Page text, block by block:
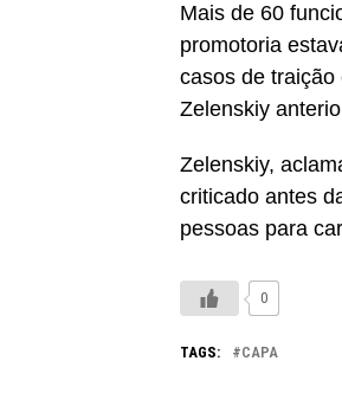
Mais de 60
promotoria
casos de
Zelenskiy
Zelenskiy,
criticado antes
pessoas para
0
TAGS: CAPA